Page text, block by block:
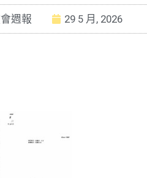
週報 29 5 月, 2026